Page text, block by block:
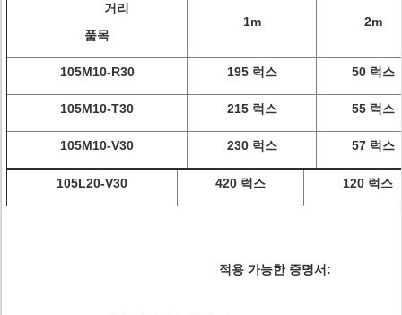
거리
품목
1m 2m
105M10-R30 195 럭스 50 럭스
105M10-T30 215 럭스 55 럭스
105M10-V30 230 럭스 57 럭스
105L20-V30 420 럭스 120 럭스
적용 가능한 증명서: